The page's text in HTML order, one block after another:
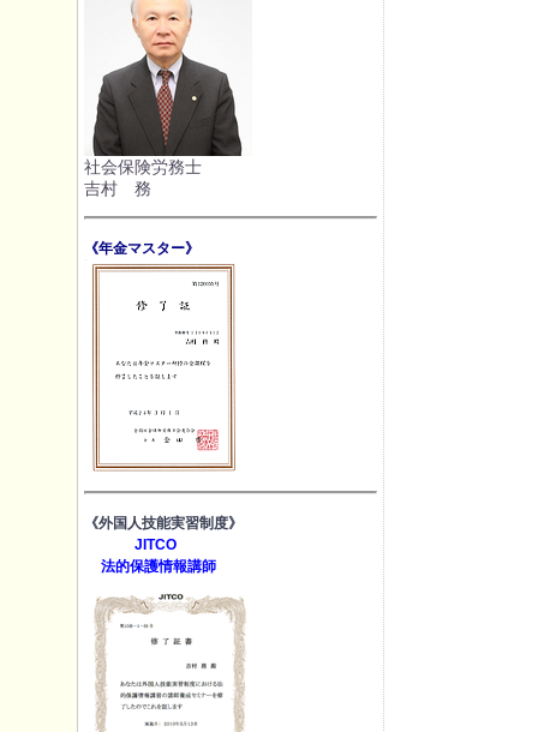
社会保険労務士
吉村 務
《年金マスター》
《外国人技能実習制度》
JITCO
法的保護情報講師